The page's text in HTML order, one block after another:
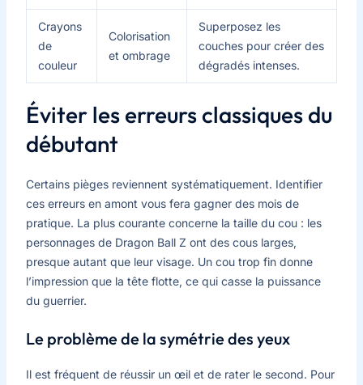
Crayons
de
couleur
Colorisation
et ombrage
Superposez les
couches pour créer des
dégradés intenses.
Éviter les erreurs classiques du
débutant
Certains pièges reviennent systématiquement. Identifier
ces erreurs en amont vous fera gagner des mois de
pratique. La plus courante concerne la taille du cou : les
personnages de Dragon Ball Z ont des cous larges,
presque autant que leur visage. Un cou trop fin donne
l’impression que la tête flotte, ce qui casse la puissance
du guerrier.
Le problème de la symétrie des yeux
Il est fréquent de réussir un œil et de rater le second. Pour